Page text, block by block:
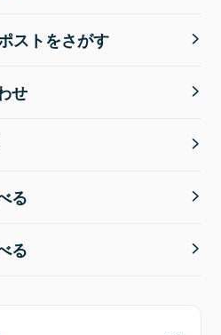
ストをさがす
せ
る
る